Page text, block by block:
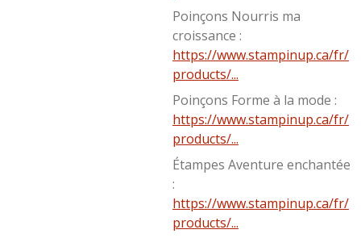
Poinçons Nourris ma
croissance :
https://www.stampinup.ca/fr/
products/...
Poinçons Forme à la mode :
https://www.stampinup.ca/fr/
products/...
Étampes Aventure enchantée
:
https://www.stampinup.ca/fr/
products/...